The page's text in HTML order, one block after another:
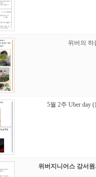
위버의 하
5월 2주 Uber day
위버지니어스 강서